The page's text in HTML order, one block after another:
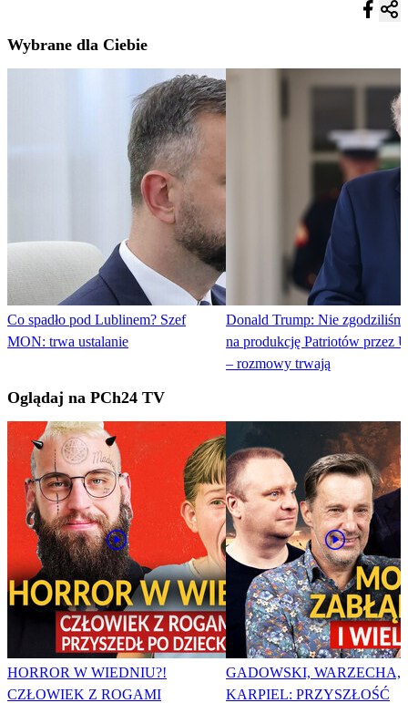
Wybrane dla Ciebie
Co spadło pod Lublinem? Szef
MON: trwa ustalanie
Donald Trump: Nie
na produkcję Patriotów przez
– rozmowy trwają
Oglądaj na PCh24 TV
HORROR W WIEDNIU?!
CZŁOWIEK Z ROGAMI
GADOWSKI, WARZECHA,
KARPIEL: PRZYSZŁOŚĆ